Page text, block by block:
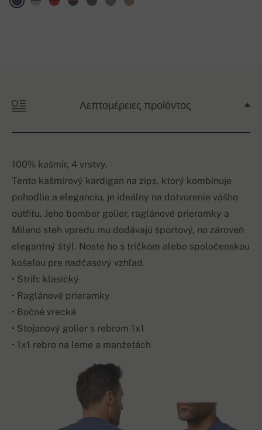
Λεπτομέρειες προϊόντος
100% kašmír, 4 vrstvy.
Tento kašmírový kardigan na zips, ktorý kombinuje
pohodlie a eleganciu, je ideálny na dotvorenie vášho
outfitu. Jeho bomber golier, raglánové prieramky a
Milano steh vpredu mu dodávajú športový, no zároveň
elegantný štýl. Noste ho s tričkom alebo spoločenskou
košeľou pre nadčasový vzhľad.
• Strih: klasický
• Raglánové prieramky
• Bočné vrecká
• Stojanový golier s rebrom 1x1
• 1x1 rebro na leme a manžetách